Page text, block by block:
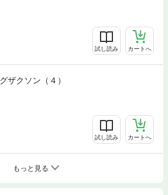
試し読み カートへ
ザクソン（４）
試し読み カートへ
もっと見る